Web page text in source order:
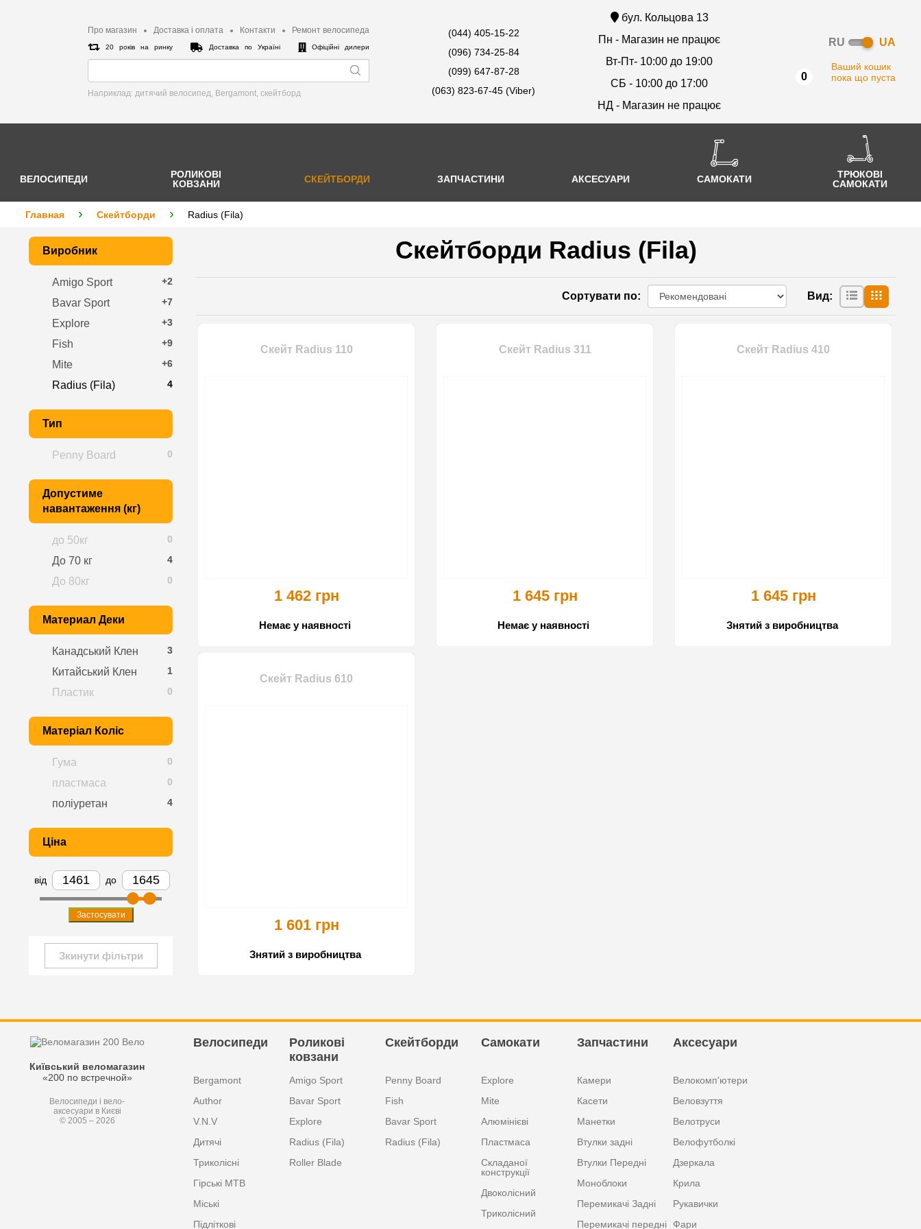
Про магазин Доставка і оплата Контакти Ремонт велосипеда
20 років на ринку Доставка по Україні Офіційні дилери
Наприклад: дитячий велосипед, Bergamont, cкейтборд
(044) 405-15-22
(096) 734-25-84
(099) 647-87-28
(063) 823-67-45 (Viber)
бул. Кольцова 13
Пн - Магазин не працює
Вт-Пт- 10:00 до 19:00
СБ - 10:00 до 17:00
НД - Магазин не працює
RU UA
0
Ваший кошик
пока що пуста
ВЕЛОСИПЕДИ
РОЛИКОВІ
КОВЗАНИ
СКЕЙТБОРДИ ЗАПЧАСТИНИ АКСЕСУАРИ САМОКАТИ
ТРЮКОВІ
САМОКАТИ
Главная Скейтборди Radius (Fila)
Скейтборди Radius (Fila)
Сортувати по: Вид:
Скейт Radius 110
1 462 грн
Немає у наявності
Скейт Radius 311
1 645 грн
Немає у наявності
Скейт Radius 410
1 645 грн
Знятий з виробництва
Скейт Radius 610
1 601 грн
Знятий з виробництва
Виробник
+2
Amigo Sport
+7
Bavar Sport
+3
Explore
+9
Fish
+6
Mite
4
Radius (Fila)
Тип
0
Penny Board
Допустиме
навантаження (кг)
0
до 50кг
4
До 70 кг
0
До 80кг
Материал Деки
3
Канадський Клен
1
Китайський Клен
0
Пластик
Матеріал Коліс
0
Гума
0
пластмаса
4
поліуретан
Ціна
від до
Застосувати
Зкинути фільтри
Київський веломагазин
«200 по встречной»
Велосипеди і вело-
аксесуари в Києві
© 2005 – 2026
Велосипеди
Bergamont
Author
V.N.V
Дитячі
Триколісні
Гірські MTB
Міські
Підліткові
Роликові
ковзани
Amigo Sport
Bavar Sport
Explore
Radius (Fila)
Roller Blade
Скейтборди
Penny Board
Fish
Bavar Sport
Radius (Fila)
Самокати
Explore
Mite
Алюмінієві
Пластмаса
Складаної
конструкції
Двоколісний
Триколісний
Запчастини
Камери
Касети
Манетки
Втулки задні
Втулки Передні
Моноблоки
Перемикачі Задні
Перемикачі передні
Аксесуари
Велокомп'ютери
Веловзуття
Велотруси
Велофутболкі
Дзеркала
Крила
Рукавички
Фари